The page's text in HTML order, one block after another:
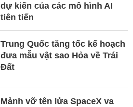
dự kiến của các mô hình AI
tiên tiến
Trung Quốc tăng tốc kế hoạch
đưa mẫu vật sao Hỏa về Trái
Đất
Mảnh vỡ tên lửa SpaceX va